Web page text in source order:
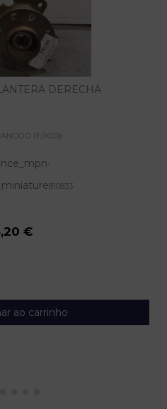
DERECHA
(F/KC0)
-
810833
€
ao carrinho